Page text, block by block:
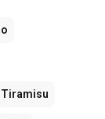
Tiramisu